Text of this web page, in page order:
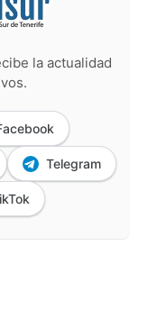
la actualidad
Telegram